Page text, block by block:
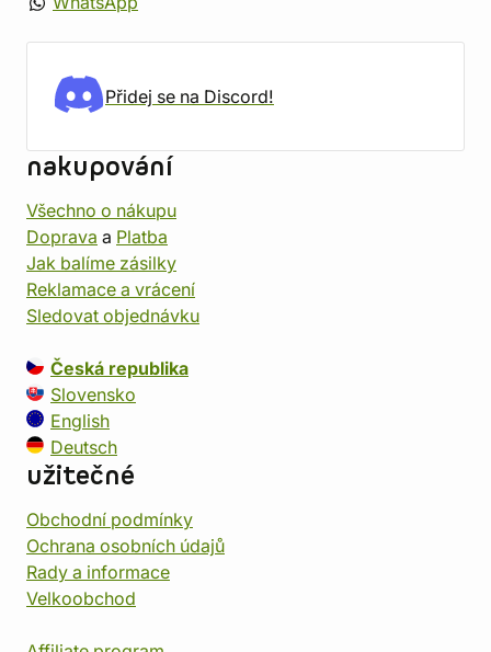
Přidej se na Discord!
nakupování
Všechno o nákupu
Doprava a Platba
Jak balíme zásilky
Reklamace a vrácení
Sledovat objednávku
Česká republika
Slovensko
English
Deutsch
užitečné
Obchodní podmínky
Ochrana osobních údajů
Rady a informace
Velkoobchod